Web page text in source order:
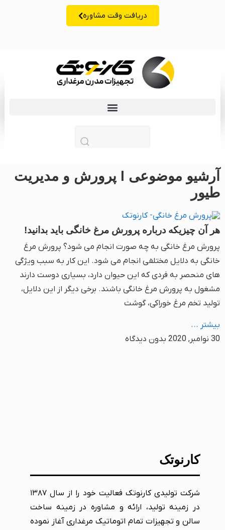
دریافت وقت مشاوره
آرشیو موضوعی l
پرورش و مدیریت
طیور
هر آن چیزیکه درباره پرورش مرغ خانگی باید بدانید!
پرورش مرغ خانگی به چه صورت انجام می شود؟ پرورش مرغ
خانگی به دلایل مختلفی انجام می شود. این کار به سبب ویژگی
های منحصر به فردی که این حیوان دارد، بسیاری دوست دارند
مشغول به پرورش مرغ خانگی باشند. برخی دیگر از این دلایل،
تولید تخم مرغ خوراکی، گوشت
بیشتر ...
30 نوامبر, 2020
بدون دیدگاه
کارنوتک
شرکت تولیدی کارنوتک فعالیت خود را از سال ۱۳۸۷
در زمینه تولید، ارائه و مشاوره در زمینه ساخت
سالن و تجهیزات تمام اتوماتیک مرغداری آغاز نموده